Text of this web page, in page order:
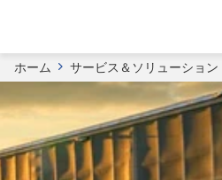
ホーム サービス＆ソリューション